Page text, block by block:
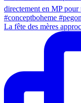
La fête des mères